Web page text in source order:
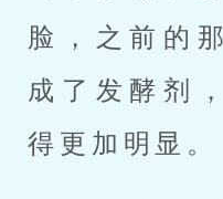
脸，之前的
成了发酵剂
得更加明显。